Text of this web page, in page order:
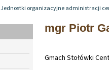
Jednostki organizacyjne administracji
mgr Piotr
Gmach Stołówki